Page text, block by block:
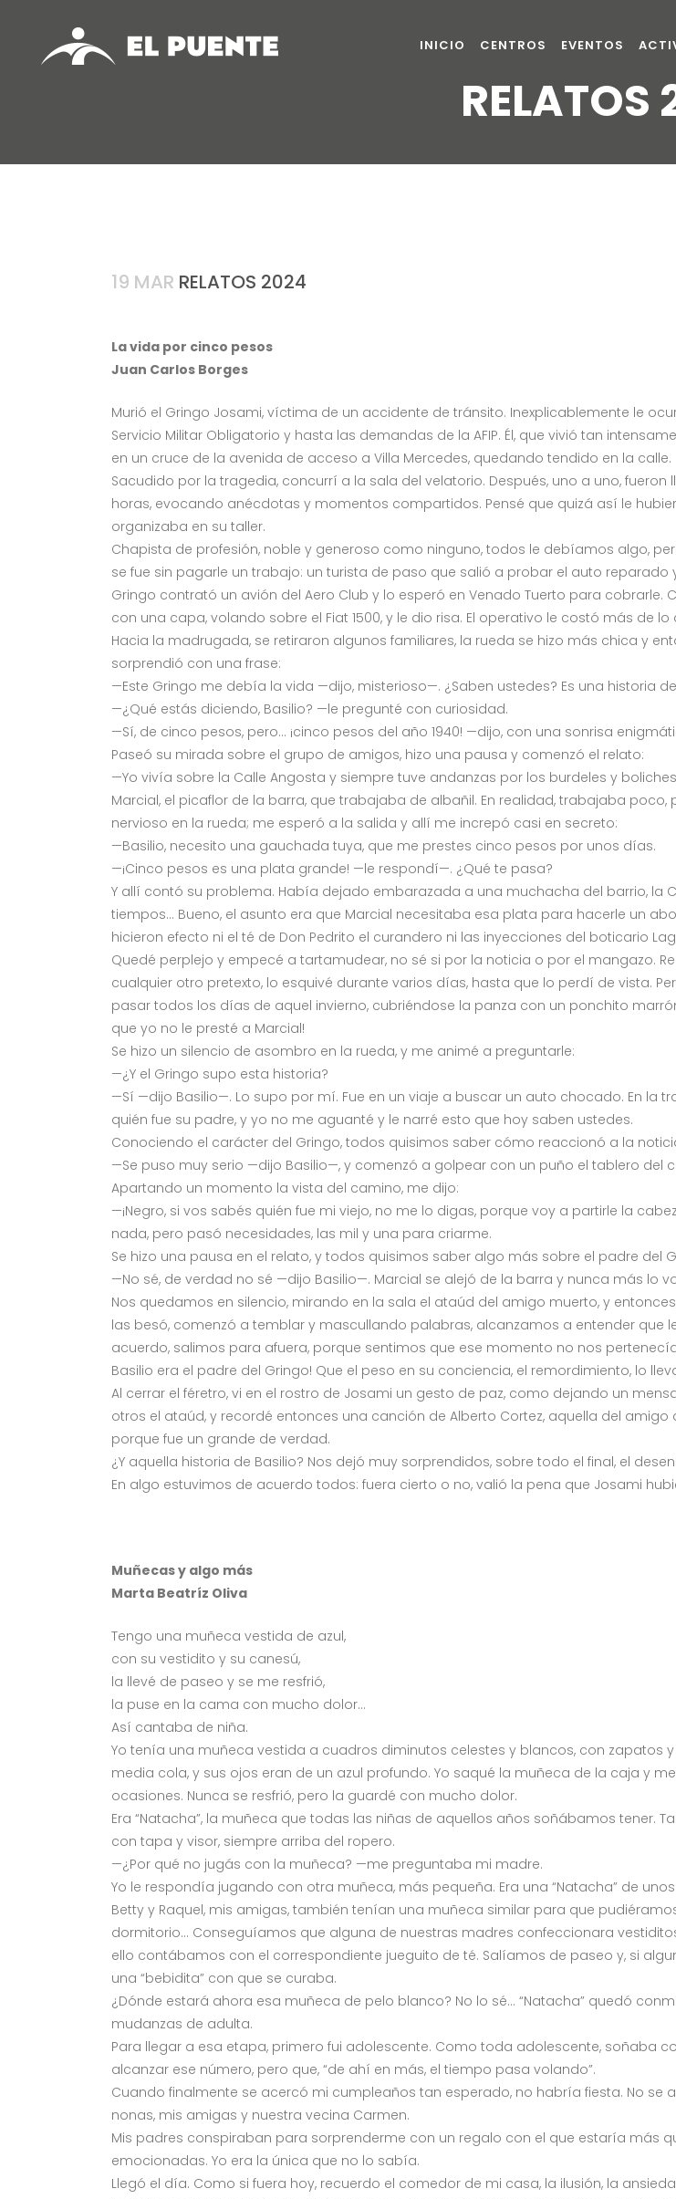
INICIO CENTROS EVENTOS
RELATOS
19 MAR RELATOS 2024
La vida por cinco pesos
Juan Carlos Borges
Murió el Gringo Josami, víctima de un accidente de tránsito. Inexplicablemente le
Servicio Militar Obligatorio y hasta las demandas de la AFIP. Él, que vivió tan
en un cruce de la avenida de acceso a Villa Mercedes, quedando tendido en la calle.
Sacudido por la tragedia, concurrí a la sala del velatorio. Después, uno a uno,
horas, evocando anécdotas y momentos compartidos. Pensé que quizá así le
organizaba en su taller.
Chapista de profesión, noble y generoso como ninguno, todos le debíamos algo,
se fue sin pagarle un trabajo: un turista de paso que salió a probar el auto
Gringo contrató un avión del Aero Club y lo esperó en Venado Tuerto para
con una capa, volando sobre el Fiat 1500, y le dio risa. El operativo le costó más de
Hacia la madrugada, se retiraron algunos familiares, la rueda se hizo más chica y
sorprendió con una frase:
—Este Gringo me debía la vida —dijo, misterioso—. ¿Saben ustedes? Es una historia
—¿Qué estás diciendo, Basilio? —le pregunté con curiosidad.
—Sí, de cinco pesos, pero… ¡cinco pesos del año 1940! —dijo, con una sonrisa
Paseó su mirada sobre el grupo de amigos, hizo una pausa y comenzó el relato:
—Yo vivía sobre la Calle Angosta y siempre tuve andanzas por los burdeles y
Marcial, el picaflor de la barra, que trabajaba de albañil. En realidad, trabajaba
nervioso en la rueda; me esperó a la salida y allí me increpó casi en secreto:
—Basilio, necesito una gauchada tuya, que me prestes cinco pesos por unos días.
—¡Cinco pesos es una plata grande! —le respondí—. ¿Qué te pasa?
Y allí contó su problema. Había dejado embarazada a una muchacha del barrio, la
tiempos… Bueno, el asunto era que Marcial necesitaba esa plata para hacerle un
hicieron efecto ni el té de Don Pedrito el curandero ni las inyecciones del boticario
Quedé perplejo y empecé a tartamudear, no sé si por la noticia o por el mangazo.
cualquier otro pretexto, lo esquivé durante varios días, hasta que lo perdí de vista.
pasar todos los días de aquel invierno, cubriéndose la panza con un ponchito
que yo no le presté a Marcial!
Se hizo un silencio de asombro en la rueda, y me animé a preguntarle:
—¿Y el Gringo supo esta historia?
—Sí —dijo Basilio—. Lo supo por mí. Fue en un viaje a buscar un auto chocado. En la
quién fue su padre, y yo no me aguanté y le narré esto que hoy saben ustedes.
Conociendo el carácter del Gringo, todos quisimos saber cómo reaccionó a la
—Se puso muy serio —dijo Basilio—, y comenzó a golpear con un puño el tablero
Apartando un momento la vista del camino, me dijo:
—¡Negro, si vos sabés quién fue mi viejo, no me lo digas, porque voy a partirle la
nada, pero pasó necesidades, las mil y una para criarme.
Se hizo una pausa en el relato, y todos quisimos saber algo más sobre el padre del
—No sé, de verdad no sé —dijo Basilio—. Marcial se alejó de la barra y nunca más lo
Nos quedamos en silencio, mirando en la sala el ataúd del amigo muerto, y
las besó, comenzó a temblar y mascullando palabras, alcanzamos a entender que
acuerdo, salimos para afuera, porque sentimos que ese momento no nos
Basilio era el padre del Gringo! Que el peso en su conciencia, el remordimiento, lo
Al cerrar el féretro, vi en el rostro de Josami un gesto de paz, como dejando un
otros el ataúd, y recordé entonces una canción de Alberto Cortez, aquella del amigo
porque fue un grande de verdad.
¿Y aquella historia de Basilio? Nos dejó muy sorprendidos, sobre todo el final, el
En algo estuvimos de acuerdo todos: fuera cierto o no, valió la pena que Josami
Muñecas y algo más
Marta Beatríz Oliva
Tengo una muñeca vestida de azul,
con su vestidito y su canesú,
la llevé de paseo y se me resfrió,
la puse en la cama con mucho dolor…
Así cantaba de niña.
Yo tenía una muñeca vestida a cuadros diminutos celestes y blancos, con zapatos
media cola, y sus ojos eran de un azul profundo. Yo saqué la muñeca de la caja y
ocasiones. Nunca se resfrió, pero la guardé con mucho dolor.
Era “Natacha”, la muñeca que todas las niñas de aquellos años soñábamos
con tapa y visor, siempre arriba del ropero.
—¿Por qué no jugás con la muñeca? —me preguntaba mi madre.
Yo le respondía jugando con otra muñeca, más pequeña. Era una “Natacha” de
Betty y Raquel, mis amigas, también tenían una muñeca similar para que
dormitorio… Conseguíamos que alguna de nuestras madres confeccionara
ello contábamos con el correspondiente jueguito de té. Salíamos de paseo y, si
una “bebidita” con que se curaba.
¿Dónde estará ahora esa muñeca de pelo blanco? No lo sé… “Natacha” quedó
mudanzas de adulta.
Para llegar a esa etapa, primero fui adolescente. Como toda adolescente, soñaba
alcanzar ese número, pero que, “de ahí en más, el tiempo pasa volando”.
Cuando finalmente se acercó mi cumpleaños tan esperado, no habría fiesta. No se
nonas, mis amigas y nuestra vecina Carmen.
Mis padres conspiraban para sorprenderme con un regalo con el que estaría más
emocionadas. Yo era la única que no lo sabía.
Llegó el día. Como si fuera hoy, recuerdo el comedor de mi casa, la ilusión, la